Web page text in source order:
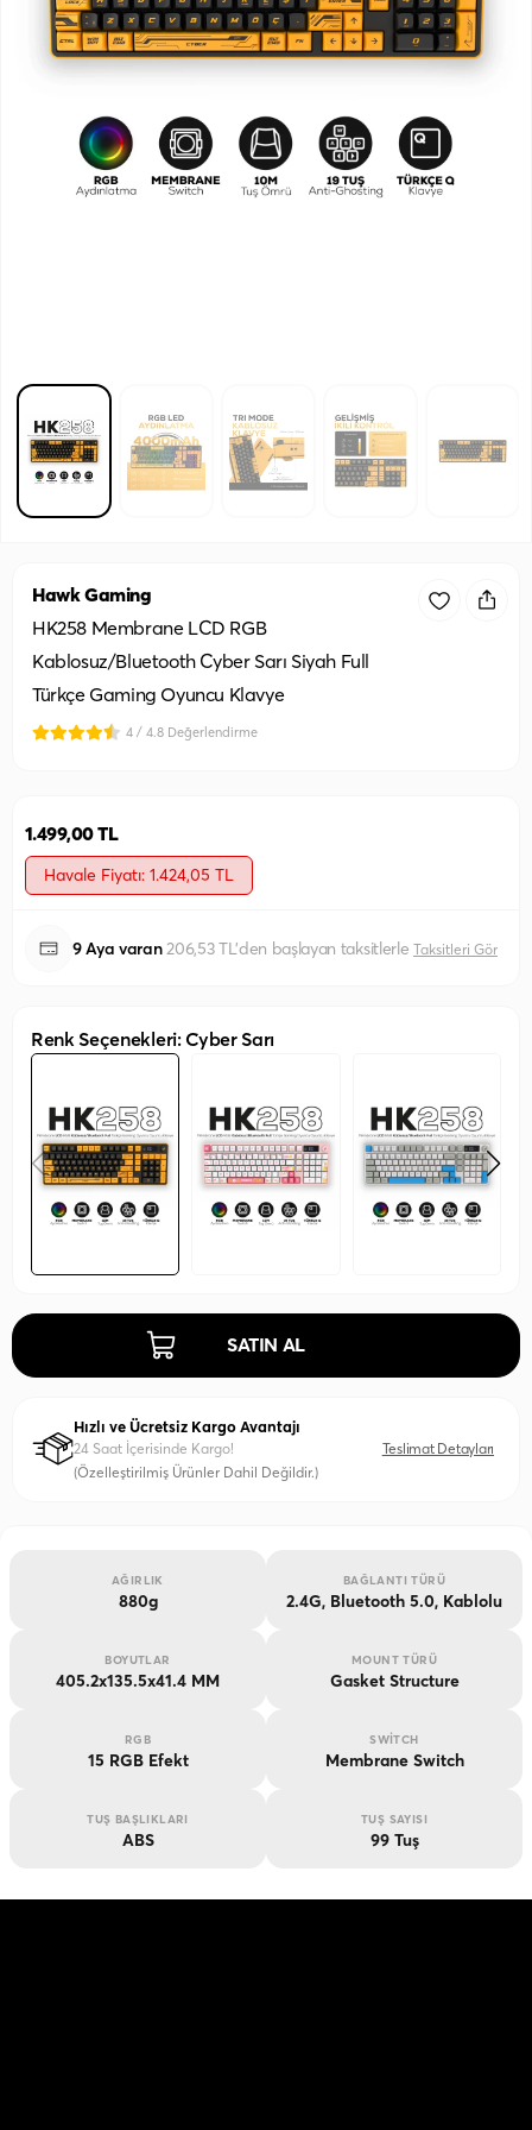
Hawk Gaming
HK258 Membrane LCD RGB
Kablosuz/Bluetooth Cyber Sarı Siyah Full
Türkçe Gaming Oyuncu Klavye
4 / 4.8 Değerlendirme
1.499,00 TL
Havale Fiyatı: 1.424,05 TL
9 Aya varan206,53 TL'den başlayan taksitlerle Taksitleri Gör
Renk Seçenekleri: Cyber Sarı
SATIN AL
Hızlı ve Ücretsiz Kargo Avantajı
24 Saat İçerisinde Kargo!
(Özelleştirilmiş Ürünler Dahil Değildir.)
Teslimat Detayları
AĞIRLIK
880g
BAĞLANTI TÜRÜ
2.4G Bluetooth 5.0 Kablolu
BOYUTLAR
405.2x135.5x41.4 MM
MOUNT TÜRÜ
Gasket Structure
RGB
15 RGB Efekt
SWITCH
Membrane Switch
TUŞ BAŞLIKLARI
ABS
TUŞ SAYISI
99 Tuş